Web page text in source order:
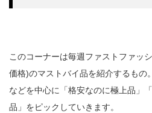
このコーナーは毎週ファストファッ
価格)のマストバイ品を紹介するもの
などを中心に「格安なのに極上品」
品」をピックしていきます。